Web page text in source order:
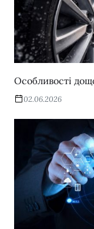
Особливості
02.06.2026